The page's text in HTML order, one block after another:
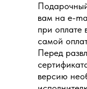
вам на e-
при оплате
самой
Перед
версию